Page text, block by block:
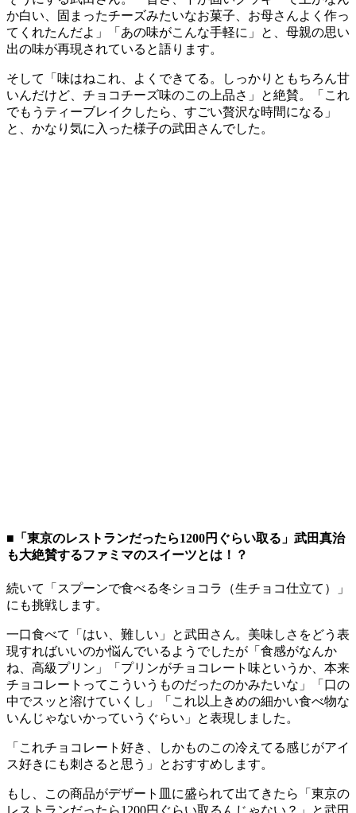
か白い、固まったチーズみたいなお菓子、お母さんよく作っ
てくれたんだよ」「あの味がこんな手軽に」と、母親の思い
出の味が再現されていると語ります。
そして「味はねこれ、よくできてる。しっかりともちろん甘
いんだけど、チョコチーズ味のこの上品さ」と絶賛。「これ
でもうティーブレイクしたら、すごい贅沢な時間になる」
と、かなり気に入った様子の武田さんでした。
■「東京のレストランだったら1200円ぐらい取る」武田真治
も大絶賛するファミマのスイーツとは！？
続いて「スプーンで食べる冬ショコラ（生チョコ仕立て）」
にも挑戦します。
一口食べて「はい、難しい」と武田さん。美味しさをどう表
現すればいいのか悩んでいるようでしたが「食感がなんか
ね、高級プリン」「プリンがチョコレート味というか、本来
チョコレートってこういうものだったのかみたいな」「口の
中でスッと溶けていくし」「これ以上きめの細かい食べ物な
いんじゃないかっていうぐらい」と表現しました。
「これチョコレート好き、しかものこの冷えてる感じがアイ
ス好きにも刺さると思う」とおすすめします。
もし、この商品がデザート皿に盛られて出てきたら「東京の
レストランだったら1200円ぐらい取るんじゃない？」と武田